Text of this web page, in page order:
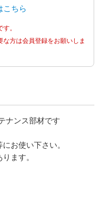
こちら
。
方は会員登録をお願いしま
ナンス部材です
お使い下さい。
ます。